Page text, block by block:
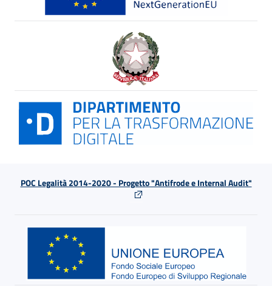
POC Legalità 2014-2020 - Progetto "Antifrode e Internal Audit"